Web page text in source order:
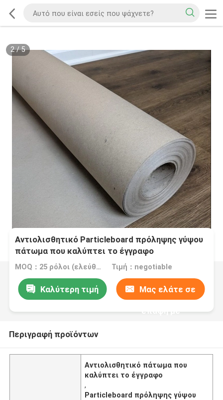
2/5
Αντιολισθητικό Particleboard πρόληψης γύψου
πάτωμα που καλύπτει το έγγραφο
MOQ：25 ρόλοι (ελεύθερο δείγμα μεγέθους A4) Τιμή：negotiable
Καλύτερη τιμή Μας ελάτε σε
επαφή με
Περιγραφή προϊόντων
Αντιολισθητικό πάτωμα που
καλύπτει το έγγραφο
,
Particleboard πρόληψης γύψου